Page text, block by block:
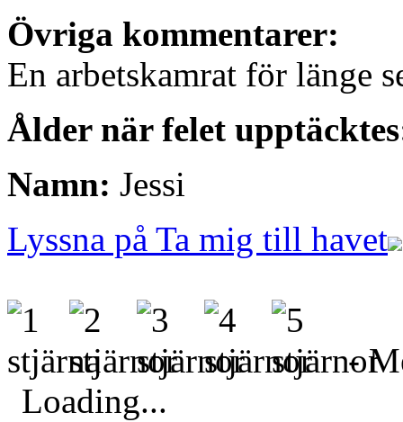
Övriga kommentarer:
En arbetskamrat för länge
Ålder när felet
Namn: Jessi
Lyssna på Ta mig till havet
-
Loading...